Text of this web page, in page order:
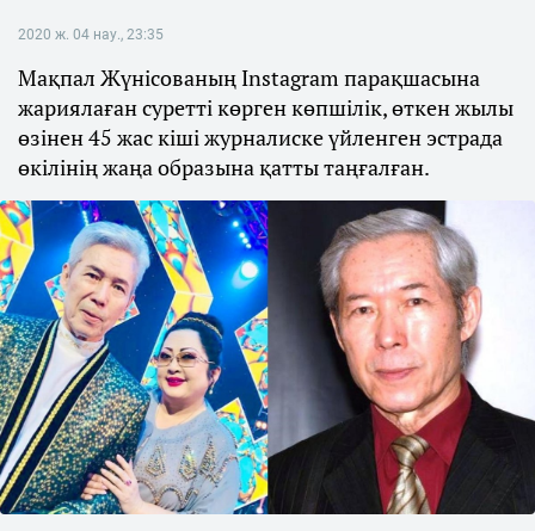
2020 ж. 04 нау., 23:35
Мақпал Жүнісованың Instagram парақшасына
жариялаған суретті көрген көпшілік, өткен жылы
өзінен 45 жас кіші журналиске үйленген эстрада
өкілінің жаңа образына қатты таңғалған.